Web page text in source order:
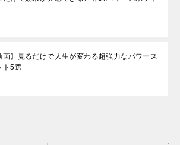
画】見るだけで人生が変わる超強力なパワース
ト5選